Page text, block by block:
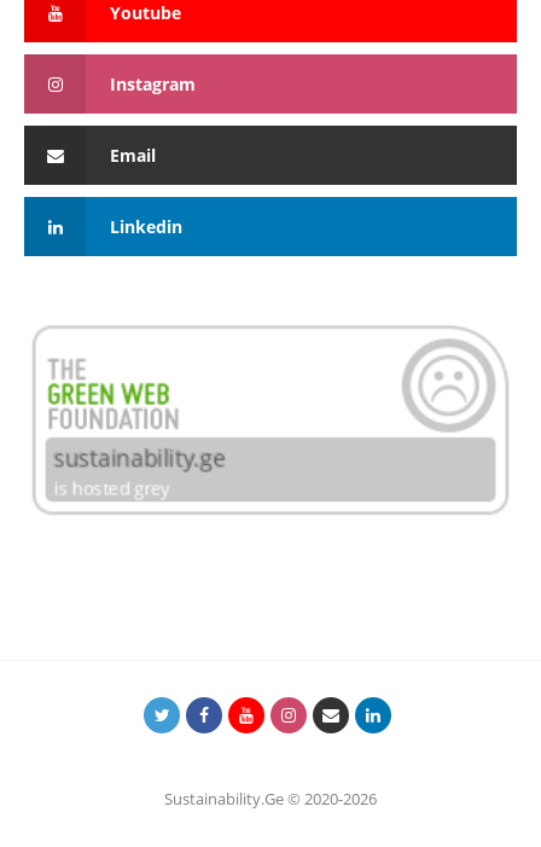
Youtube
Instagram
Email
Linkedin
Sustainability.Ge © 2020-2026